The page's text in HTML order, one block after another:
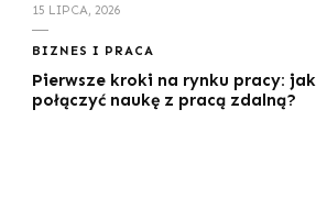
15 LIPCA, 2026
BIZNES I PRACA
Pierwsze kroki na rynku pracy: jak
połączyć naukę z pracą zdalną?